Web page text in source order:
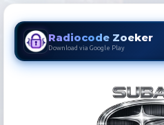
Radiocode Zoeker
Download via Google Play
Subaru